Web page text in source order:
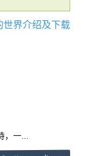
世界介绍及下载
一...